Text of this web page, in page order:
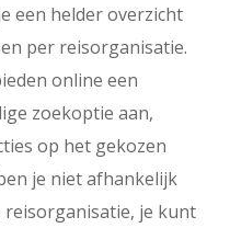
een helder overzicht
per reisorganisatie.
online een
zoekoptie aan,
op het gekozen
je niet afhankelijk
reisorganisatie, je kunt